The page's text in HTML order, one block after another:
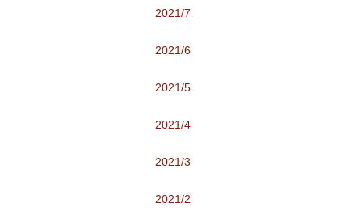
2021/7
2021/6
2021/5
2021/4
2021/3
2021/2